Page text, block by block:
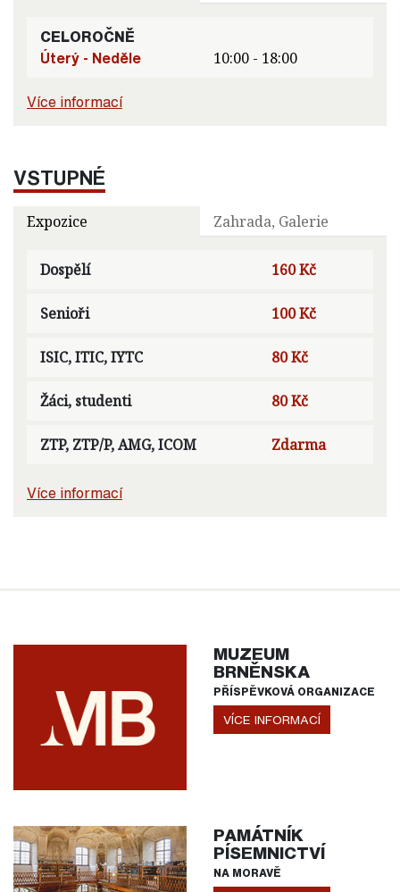
CELOROČNĚ
Úterý - Neděle
10:00 - 18:00
Více informací
VSTUPNÉ
Expozice Zahrada, Galerie
Dospělí 160 Kč
Senioři 100 Kč
ISIC, ITIC, IYTC 80 Kč
Žáci, studenti 80 Kč
ZTP, ZTP/P, AMG, ICOM Zdarma
Více informací
MUZEUM
BRNĚNSKA
PŘÍSPĚVKOVÁ ORGANIZACE
VÍCE INFORMACÍ
PAMÁTNÍK
PÍSEMNICTVÍ
NA MORAVĚ